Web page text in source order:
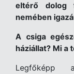
eltérő dolog
nemében
A csiga
háziállat? Mi a
Legfőképp